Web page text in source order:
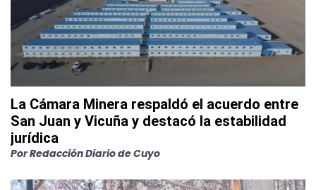
La Cámara Minera respaldó el acuerdo entre
San Juan y Vicuña y destacó la estabilidad
jurídica
PorRedacción Diario de Cuyo